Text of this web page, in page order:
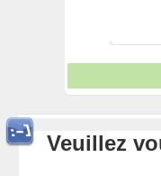
Veuillez